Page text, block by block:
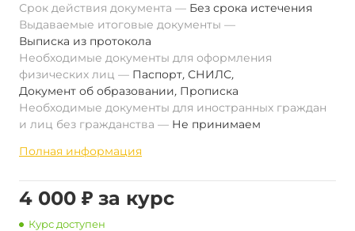
Срок действия документа
Без срока истечения
Выдаваемые итоговые документы
Выписка из протокола
Необходимые документы для оформления
физических лиц
Паспорт, СНИЛС,
Документ об образовании, Прописка
Необходимые документы для иностранных граждан
и лиц без гражданства
Не принимаем
Полная информация
4 000 ₽ за курс
Курс доступен